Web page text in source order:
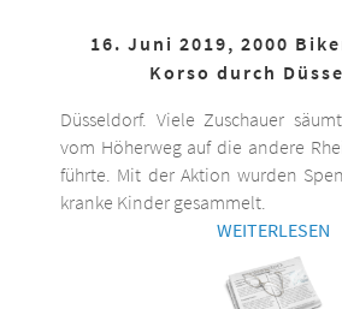
16. Juni 2019, 2000
Korso durch
Düsseldorf. Viele Zuschauer
vom Höherweg auf die andere
führte. Mit der Aktion wurden
kranke Kinder gesammelt.
WEITERLESEN